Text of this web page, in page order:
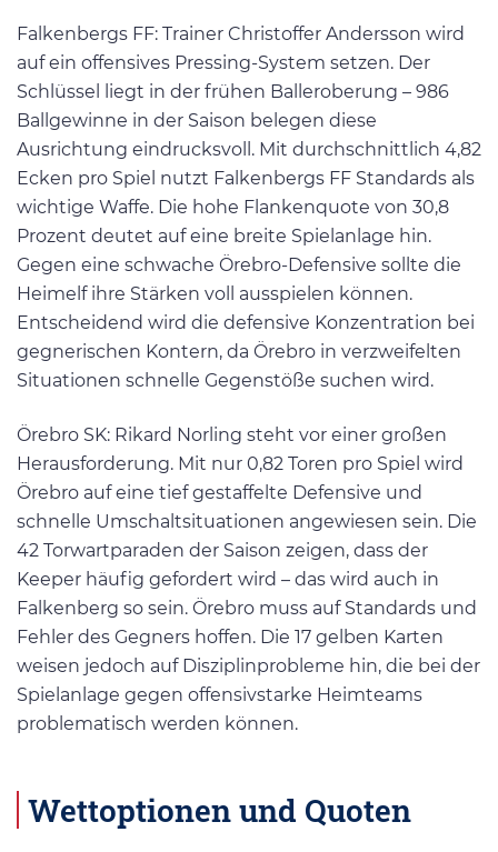
Falkenbergs FF: Trainer Christoffer Andersson wird
auf ein offensives Pressing-System setzen. Der
Schlüssel liegt in der frühen Balleroberung – 986
Ballgewinne in der Saison belegen diese
Ausrichtung eindrucksvoll. Mit durchschnittlich 4,82
Ecken pro Spiel nutzt Falkenbergs FF Standards als
wichtige Waffe. Die hohe Flankenquote von 30,8
Prozent deutet auf eine breite Spielanlage hin.
Gegen eine schwache Örebro-Defensive sollte die
Heimelf ihre Stärken voll ausspielen können.
Entscheidend wird die defensive Konzentration bei
gegnerischen Kontern, da Örebro in verzweifelten
Situationen schnelle Gegenstöße suchen wird.
Örebro SK: Rikard Norling steht vor einer großen
Herausforderung. Mit nur 0,82 Toren pro Spiel wird
Örebro auf eine tief gestaffelte Defensive und
schnelle Umschaltsituationen angewiesen sein. Die
42 Torwartparaden der Saison zeigen, dass der
Keeper häufig gefordert wird – das wird auch in
Falkenberg so sein. Örebro muss auf Standards und
Fehler des Gegners hoffen. Die 17 gelben Karten
weisen jedoch auf Disziplinprobleme hin, die bei der
Spielanlage gegen offensivstarke Heimteams
problematisch werden können.
Wettoptionen und Quoten